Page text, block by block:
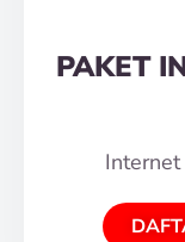
PAKET